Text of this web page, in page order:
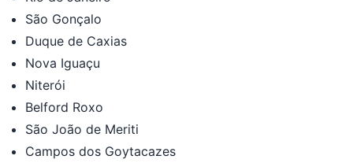
São Gonçalo
Duque de Caxias
Nova Iguaçu
Niterói
Belford Roxo
São João de Meriti
Campos dos Goytacazes